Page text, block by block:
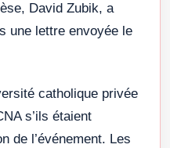
David Zubik, a
une lettre envoyée le
catholique privée
s’ils étaient
de l’événement. Les